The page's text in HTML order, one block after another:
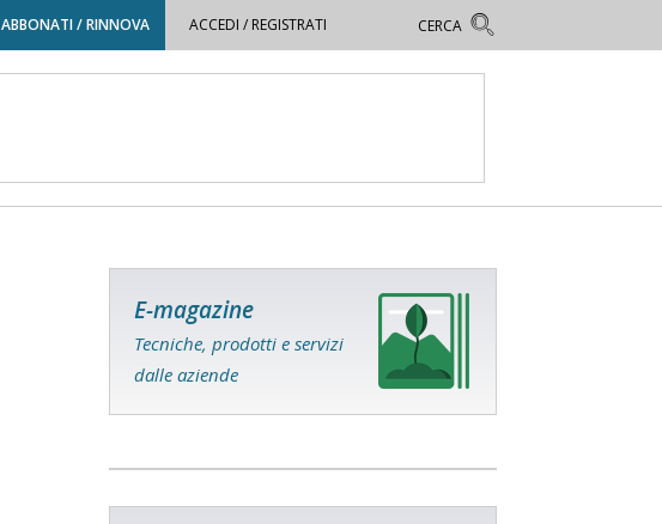
ABBONATI / RINNOVA ACCEDI / REGISTRATI
E-magazine
Tecniche, prodotti e servizi
dalle aziende